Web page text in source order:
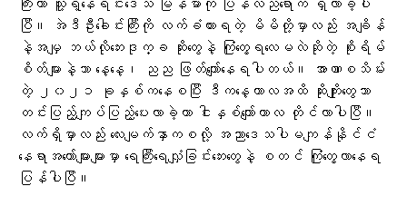
ကြီးဟာ သူ့ရဲ့နေရင်းဒေသ မြန်မာကို ပြန်လည်ရောက် ရှိလာခဲ့ပါ
ပြီ။ အဲဒီဦးခေါင်းကြီးကို လက်ခံထားရတဲ့ မိမိတို့မှာလည်း အချိန်
နဲ့အမျှ ဘယ်လိုဘေးဒုက္ခ ဆိုးတွေနဲ့ ကြုံတွေ့ရလေမလဲဆိုတဲ့ စိုးရိမ်
စိတ်များနဲ့သာ နေ့နေ့၊ ညည ဖြတ်ကျော်နေရပါတယ်။ အာဏာစသိမ်း
တဲ့ ၂၀၂၁ ခုနှစ်ကနေစပြီး ဒီကနေ့ကာလအထိ ဆိုးကျိုးတွေသာ
တင်းပြည့်ကျပ်ပြည့်ပေးလာခဲ့တာ ငါးနှစ်ကျော်ကာလ တိုင်လာပါပြီ။
လက်ရှိမှာလည်း လေးမျက်နှာကစလို့ အညာ​ဒေသပါမကျန်နိုင်ငံ
နေရာအတော်များများမှာ ရေကြီးရေလျှံခြင်းဘေးတွေနဲ့ စတင် ကြုံတွေ့လာနေရ
ပြန်ပါပြီ။